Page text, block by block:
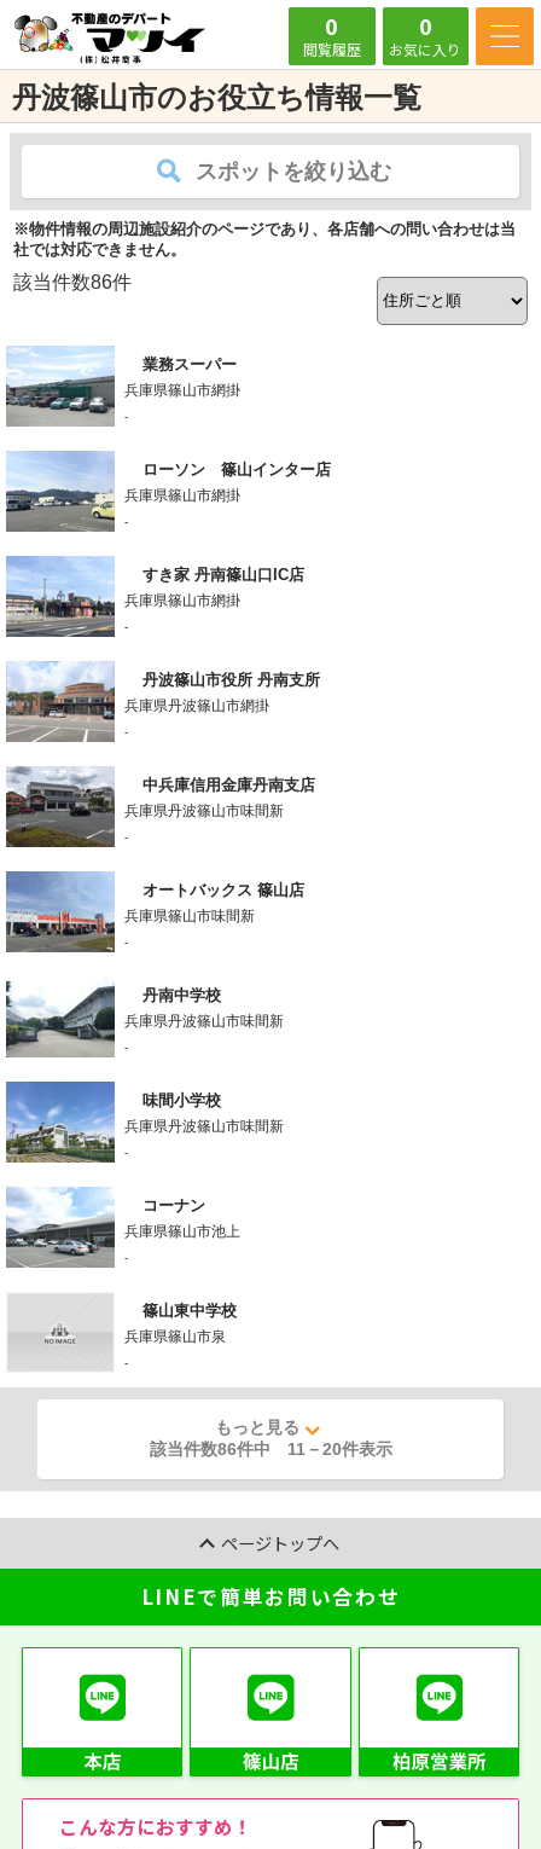
0
閲覧履歴
0
お気に入り
丹波篠山市のお役立ち情報一覧
スポットを絞り込む
※物件情報の周辺施設紹介のページであり、各店舗への問い合わせは当
社では対応できません。
該当件数86件
業務スーパー
兵庫県篠山市網掛
-
ローソン 篠山インター店
兵庫県篠山市網掛
-
すき家 丹南篠山口IC店
兵庫県篠山市網掛
-
丹波篠山市役所 丹南支所
兵庫県丹波篠山市網掛
-
中兵庫信用金庫丹南支店
兵庫県丹波篠山市味間新
-
オートバックス 篠山店
兵庫県篠山市味間新
-
丹南中学校
兵庫県丹波篠山市味間新
-
味間小学校
兵庫県丹波篠山市味間新
-
コーナン
兵庫県篠山市池上
-
篠山東中学校
兵庫県篠山市泉
-
もっと見る
該当件数86件中 11 －20件表示
ページトップへ
LINEで簡単お問い合わせ
こんな方におすすめ！